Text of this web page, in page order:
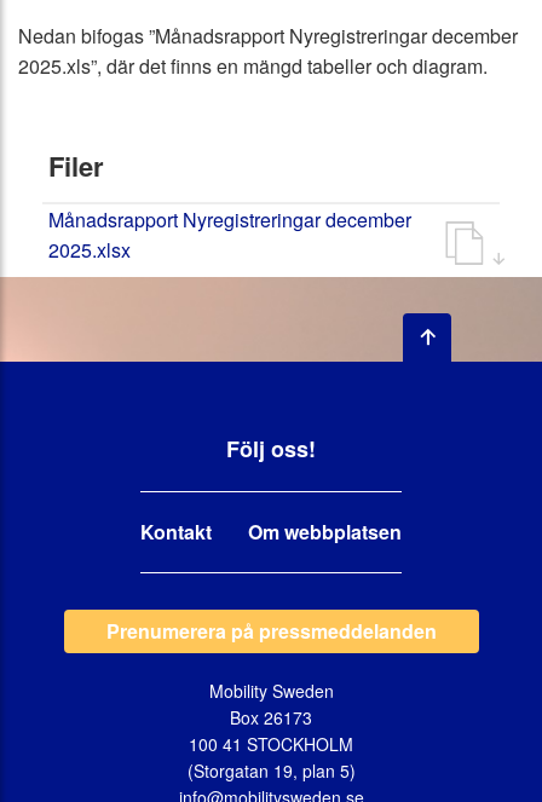
Nedan bifogas ”Månadsrapport Nyregistreringar december
2025.xls”, där det finns en mängd tabeller och diagram.
Filer
Månadsrapport Nyregistreringar december
2025.xlsx
Följ oss!
Kontakt Om webbplatsen
Prenumerera på pressmeddelanden
Mobility Sweden
Box 26173
100 41 STOCKHOLM
(Storgatan 19, plan 5)
info@mobilitysweden.se